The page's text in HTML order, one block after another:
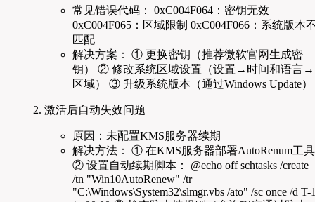
常见错误代码： 0xC004F064：密钥无效
0xC004F065：区域限制 0xC004F066：系统版本
匹配
解决方案： ① 更换密钥（推荐微软官网生成密
钥） ② 修改系统区域设置（设置→时间和语言→
区域） ③ 升级系统版本（通过Windows Update）
激活后自动失效问题
原因：未配置KMS服务器续期
解决方法： ① 在KMS服务器部署AutoRenum工具
② 设置自动续期脚本： @echo off schtasks /create
/tn "Win10AutoRenew" /tr
"C:\Windows\System32\slmgr.vbs /ato" /sc once /d T-